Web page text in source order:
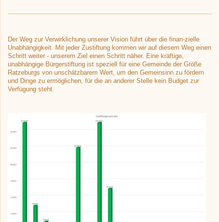
Der Weg zur Verwirklichung unserer Vision führt über die finan-zielle
Unabhängigkeit. Mit jeder Zustiftung kommen wir auf diesem Weg einen
Schritt weiter - unserem Ziel einen Schritt näher. Eine kräftige,
unabhängige Bürgerstiftung ist speziell für eine Gemeinde der Größe
Ratzeburgs von unschätzbarem Wert, um den Gemeinsinn zu fördern
und Dinge zu ermöglichen, für die an anderer Stelle kein Budget zur
Verfügung steht.